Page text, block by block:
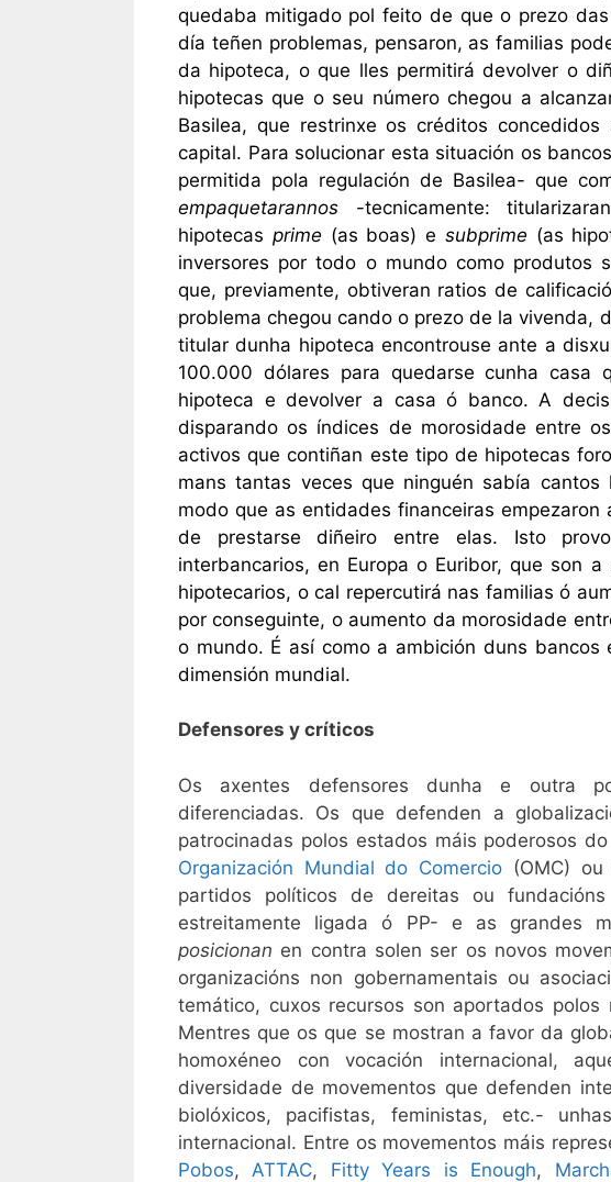
quedaba mitigado pol feito de que o prezo
día teñen problemas, pensaron, as familias
da hipoteca, o que lles permitirá devolver o
hipotecas que o seu número chegou a
Basilea, que restrinxe os créditos
capital. Para solucionar esta situación os
permitida pola regulación de Basilea- que
empaquetarannos -tecnicamente:
hipotecas prime (as boas) e subprime (as
inversores por todo o mundo como produtos
que, previamente, obtiveran ratios de
problema chegou cando o prezo de la vivenda,
titular dunha hipoteca encontrouse ante a
100.000 dólares para quedarse cunha
hipoteca e devolver a casa ó banco. A
disparando os índices de morosidade entre
activos que contiñan este tipo de hipotecas
mans tantas veces que ninguén sabía
modo que as entidades financeiras
de prestarse diñeiro entre elas. Isto
interbancarios, en Europa o Euribor, que son
hipotecarios, o cal repercutirá nas familias ó
por conseguinte, o aumento da morosidade
o mundo. É así como a ambición duns
dimensión mundial.
Defensores y críticos
Os axentes defensores dunha e outra
diferenciadas. Os que defenden a
patrocinadas polos estados máis poderosos
Organización Mundial do Comercio (OMC) ou
partidos políticos de dereitas ou
estreitamente ligada ó PP- e as grandes
posicionan en contra solen ser os novos
organizacións non gobernamentais ou
temático, cuxos recursos son aportados
Mentres que os que se mostran a favor da
homoxéneo con vocación internacional,
diversidade de movementos que defenden
biolóxicos, pacifistas, feministas, etc.-
internacional. Entre os movementos máis
Pobos, ATTAC, Fitty Years is Enough,